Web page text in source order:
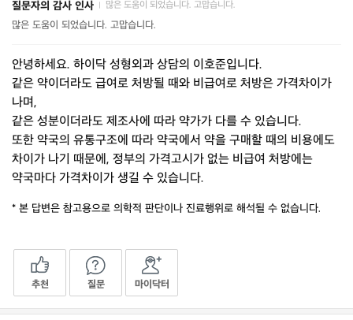
질문자의 감사 인사 많은 도움이 되었습니다. 고맙습니다.
많은 도움이 되었습니다. 고맙습니다.
안녕하세요. 하이닥 성형외과 상담의 이호준입니다.
같은 약이더라도 급여로 처방될 때와 비급여로 처방은 가격차이가
나며,
같은 성분이더라도 제조사에 따라 약가가 다를 수 있습니다.
또한 약국의 유통구조에 따라 약국에서 약을 구매할 때의 비용에도
차이가 나기 때문에, 정부의 가격고시가 없는 비급여 처방에는
약국마다 가격차이가 생길 수 있습니다.
* 본 답변은 참고용으로 의학적 판단이나 진료행위로 해석될 수 없습니다.
추천 질문 마이닥터